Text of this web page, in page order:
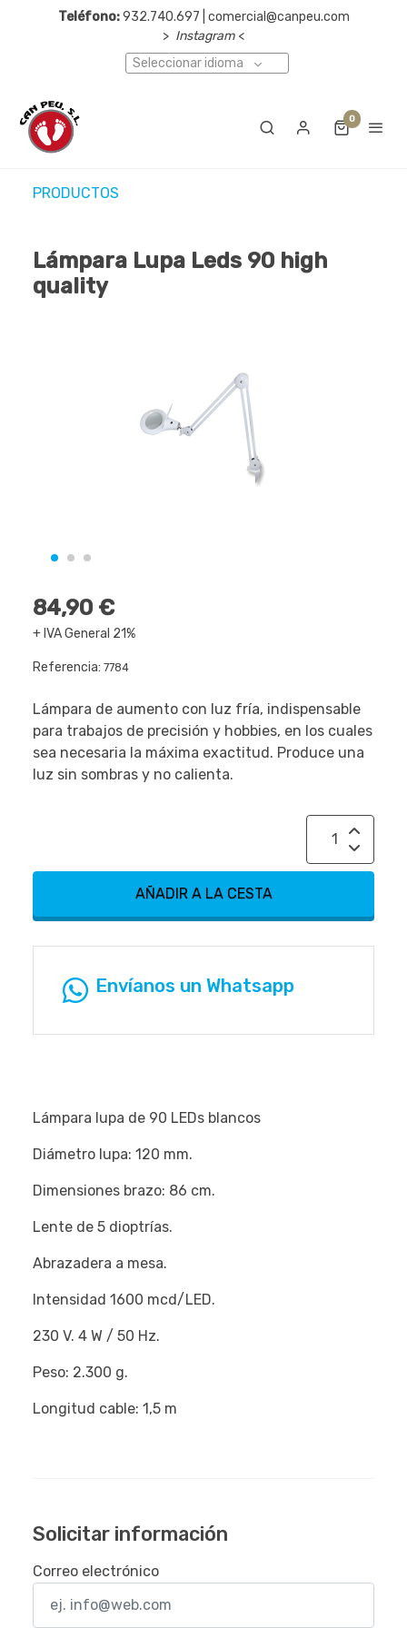
Teléfono:932.740.697 | comercial@canpeu.com
> Instagram <
Seleccionar idioma
0
PRODUCTOS
Lámpara Lupa Leds 90 high
quality
84,90 €
+ IVA General 21%
Referencia: 7784
Lámpara de aumento con luz fría, indispensable
para trabajos de precisión y hobbies, en los cuales
sea necesaria la máxima exactitud. Produce una
luz sin sombras y no calienta.
AÑADIR A LA CESTA
Envíanos un Whatsapp
Lámpara lupa de 90 LEDs blancos
Diámetro lupa: 120 mm.
Dimensiones brazo: 86 cm.
Lente de 5 dioptrías.
Abrazadera a mesa.
Intensidad 1600 mcd/LED.
230 V. 4 W / 50 Hz.
Peso: 2.300 g.
Longitud cable: 1,5 m
Solicitar información
Correo electrónico